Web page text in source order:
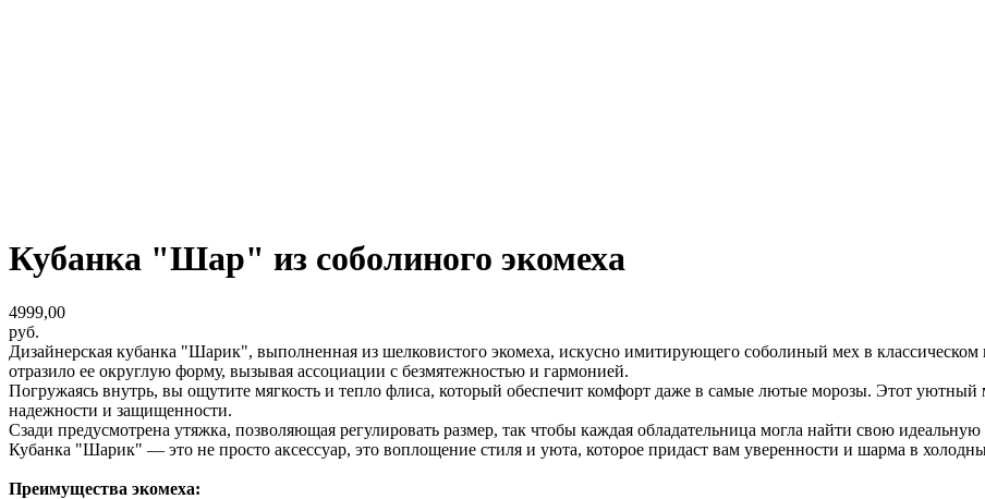
Кубанка "Шар" из соболиного экомеха
4999,00
руб.
Дизайнерская кубанка "Шарик", выполненная из шелковистого экомеха, искусно имитирующего соболиный мех в
отразило ее округлую форму, вызывая ассоциации с безмятежностью и гармонией.
Погружаясь внутрь, вы ощутите мягкость и тепло флиса, который обеспечит комфорт даже в самые лютые морозы. Этот уютный
надежности и защищенности.
Сзади предусмотрена утяжка, позволяющая регулировать размер, так чтобы каждая обладательница могла найти свою идеальную
Кубанка "Шарик" — это не просто аксессуар, это воплощение стиля и уюта, которое придаст вам уверенности и шарма в
Преимущества экомеха: